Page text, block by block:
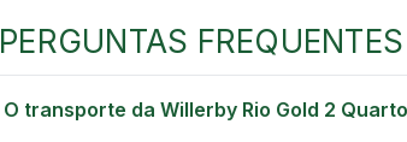
PERGUNTAS FREQUENTES
O transporte da Willerby Rio Gold 2